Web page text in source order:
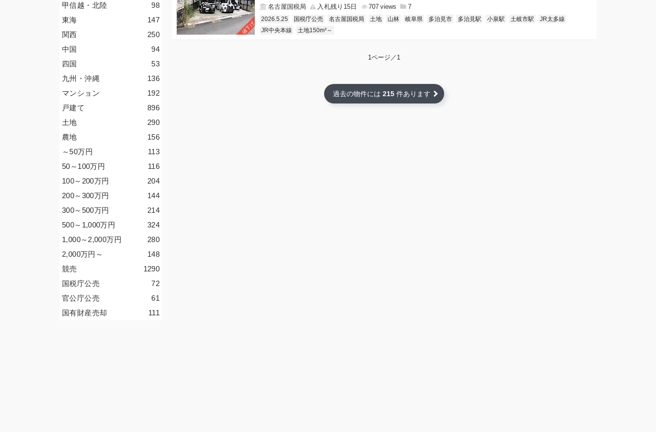
値下げ
名古屋国税局
入札残り15日 707 7
2026.5.25 国税庁公売 名古屋国税局 土地 山林 岐阜県 多治見市 多治見駅 小泉駅 土岐市駅
JR太多線
JR中央本線
土地150m²～
1ページ／1
過去の物件には 215 件あります
98
甲信越・北陸
147
東海
250
関西
94
中国
53
四国
136
九州・沖縄
192
マンション
896
戸建て
290
土地
156
農地
113
～50万円
116
50～100万円
204
100～200万円
144
200～300万円
214
300～500万円
324
500～1,000万円
280
1,000～2,000万円
148
2,000万円 ～
1290
競売
72
国税庁公売
61
官公庁公売
111
国有財産売却